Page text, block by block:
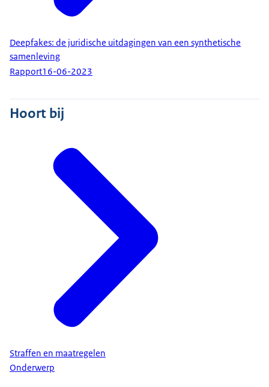
Deepfakes: de juridische uitdagingen van een synthetische
samenleving
Rapport16-06-2023
Hoort bij
Straffen en maatregelen
Onderwerp